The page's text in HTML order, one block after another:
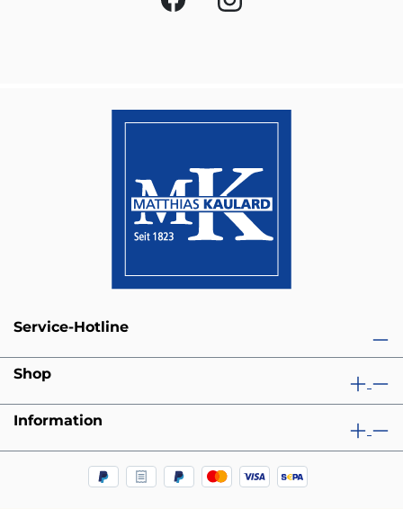
Service-Hotline
Shop
Information